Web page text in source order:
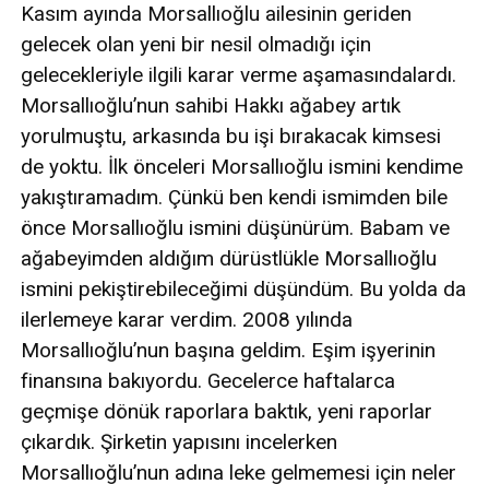
Kasım ayında Morsallıoğlu ailesinin geriden
gelecek olan yeni bir nesil olmadığı için
gelecekleriyle ilgili karar verme aşamasındalardı.
Morsallıoğlu’nun sahibi Hakkı ağabey artık
yorulmuştu, arkasında bu işi bırakacak kimsesi
de yoktu. İlk önceleri Morsallıoğlu ismini kendime
yakıştıramadım. Çünkü ben kendi ismimden bile
önce Morsallıoğlu ismini düşünürüm. Babam ve
ağabeyimden aldığım dürüstlükle Morsallıoğlu
ismini pekiştirebileceğimi düşündüm. Bu yolda da
ilerlemeye karar verdim. 2008 yılında
Morsallıoğlu’nun başına geldim. Eşim işyerinin
finansına bakıyordu. Gecelerce haftalarca
geçmişe dönük raporlara baktık, yeni raporlar
çıkardık. Şirketin yapısını incelerken
Morsallıoğlu’nun adına leke gelmemesi için neler